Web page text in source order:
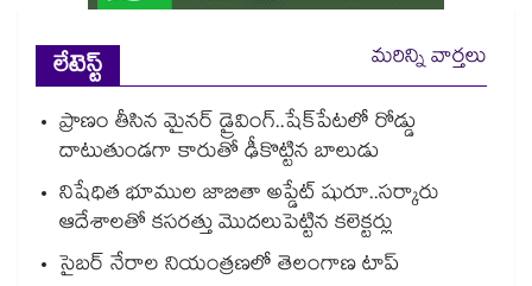
లేటెస్ట్
మరిన్ని వార్తలు
ప్రాణం తీసిన మైనర్‌‌ డ్రైవింగ్‌..షేక్‌పేటలో రోడ్డు
దాటుతుండగా కారుతో ఢీకొట్టిన బాలుడు
నిషేధిత భూముల జాబితా అప్డేట్ షురూ..సర్కారు
ఆదేశాలతో కసరత్తు మొదలుపెట్టిన కలెక్టర్లు
సైబర్ నేరాల నియంత్రణలో తెలంగాణ టాప్‌‌‌‌‌‌‌‌‌‌‌‌‌‌‌‌